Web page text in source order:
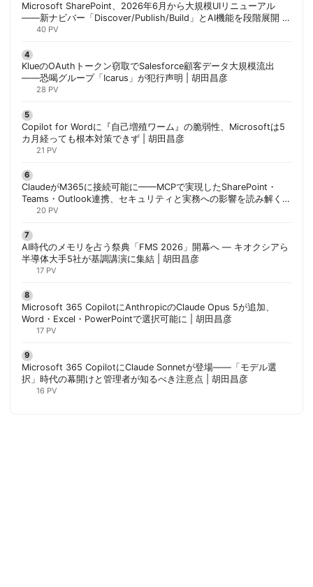
Microsoft SharePoint、2026年6月から大規模UIリニューアル
——新ナビバー「Discover/Publish/Build」とAI機能を段階展開 |
胡田昌彦
40 PV
KlueのOAuthトークン窃取でSalesforce顧客データ大規模流出
——恐喝グループ「Icarus」が犯行声明 | 胡田昌彦
28 PV
Copilot for Wordに『自己増殖ワーム』の脆弱性、Microsoftは5
カ月経っても根本対策できず | 胡田昌彦
21 PV
ClaudeがM365に接続可能に——MCPで実現したSharePoint・
Teams・Outlook連携、セキュリティと実務への影響を読み解く |
胡田昌彦
20 PV
AI時代のメモリを占う祭典「FMS 2026」開幕へ ― キオクシアら
半導体大手5社が基調講演に集結 | 胡田昌彦
17 PV
Microsoft 365 CopilotにAnthropicのClaude Opus 5が追加、
Word・Excel・PowerPointで選択可能に | 胡田昌彦
17 PV
Microsoft 365 CopilotにClaude Sonnetが登場——「モデル選
択」時代の幕開けと管理者が知るべき注意点 | 胡田昌彦
16 PV